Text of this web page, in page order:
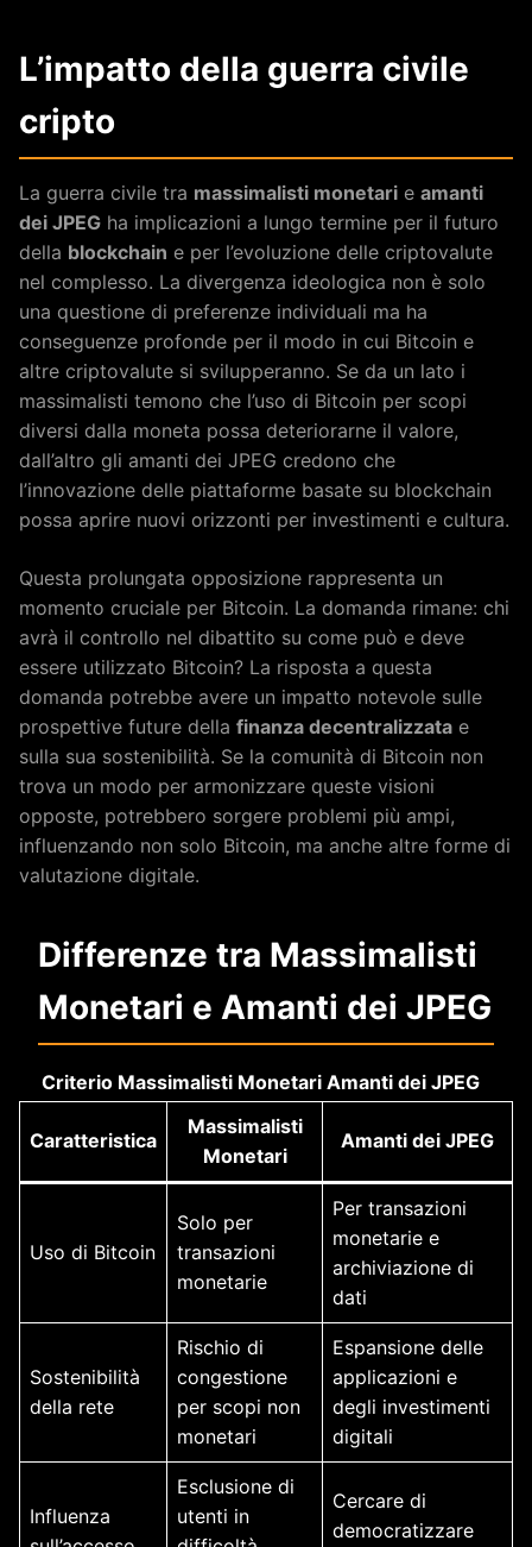
L’impatto della guerra civile
cripto
La guerra civile tra massimalisti monetari e amanti
dei JPEG ha implicazioni a lungo termine per il futuro
della blockchain e per l’evoluzione delle criptovalute
nel complesso. La divergenza ideologica non è solo
una questione di preferenze individuali ma ha
conseguenze profonde per il modo in cui Bitcoin e
altre criptovalute si svilupperanno. Se da un lato i
massimalisti temono che l’uso di Bitcoin per scopi
diversi dalla moneta possa deteriorarne il valore,
dall’altro gli amanti dei JPEG credono che
l’innovazione delle piattaforme basate su blockchain
possa aprire nuovi orizzonti per investimenti e cultura.
Questa prolungata opposizione rappresenta un
momento cruciale per Bitcoin. La domanda rimane: chi
avrà il controllo nel dibattito su come può e deve
essere utilizzato Bitcoin? La risposta a questa
domanda potrebbe avere un impatto notevole sulle
prospettive future della finanza decentralizzata e
sulla sua sostenibilità. Se la comunità di Bitcoin non
trova un modo per armonizzare queste visioni
opposte, potrebbero sorgere problemi più ampi,
influenzando non solo Bitcoin, ma anche altre forme di
valutazione digitale.
Differenze tra Massimalisti
Monetari e Amanti dei JPEG
Criterio Massimalisti Monetari Amanti dei JPEG
Caratteristica
Massimalisti
Monetari
Amanti dei JPEG
Uso di Bitcoin
Solo per
transazioni
monetarie
Per transazioni
monetarie e
archiviazione di
dati
Sostenibilità
della rete
Rischio di
congestione
per scopi non
monetari
Espansione delle
applicazioni e
degli investimenti
digitali
Influenza
Esclusione di
utenti in
Cercare di
democratizzare